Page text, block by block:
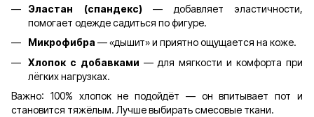
Эластан (спандекс)— добавляет эластичности,
помогает одежде садиться по фигуре.
Микрофибра — «дышит» и приятно ощущается на коже.
Хлопок с добавками — для мягкости и комфорта при
лёгких нагрузках.
Важно: 100% хлопок не подойдёт — он впитывает пот и
становится тяжёлым. Лучше выбирать смесовые ткани.